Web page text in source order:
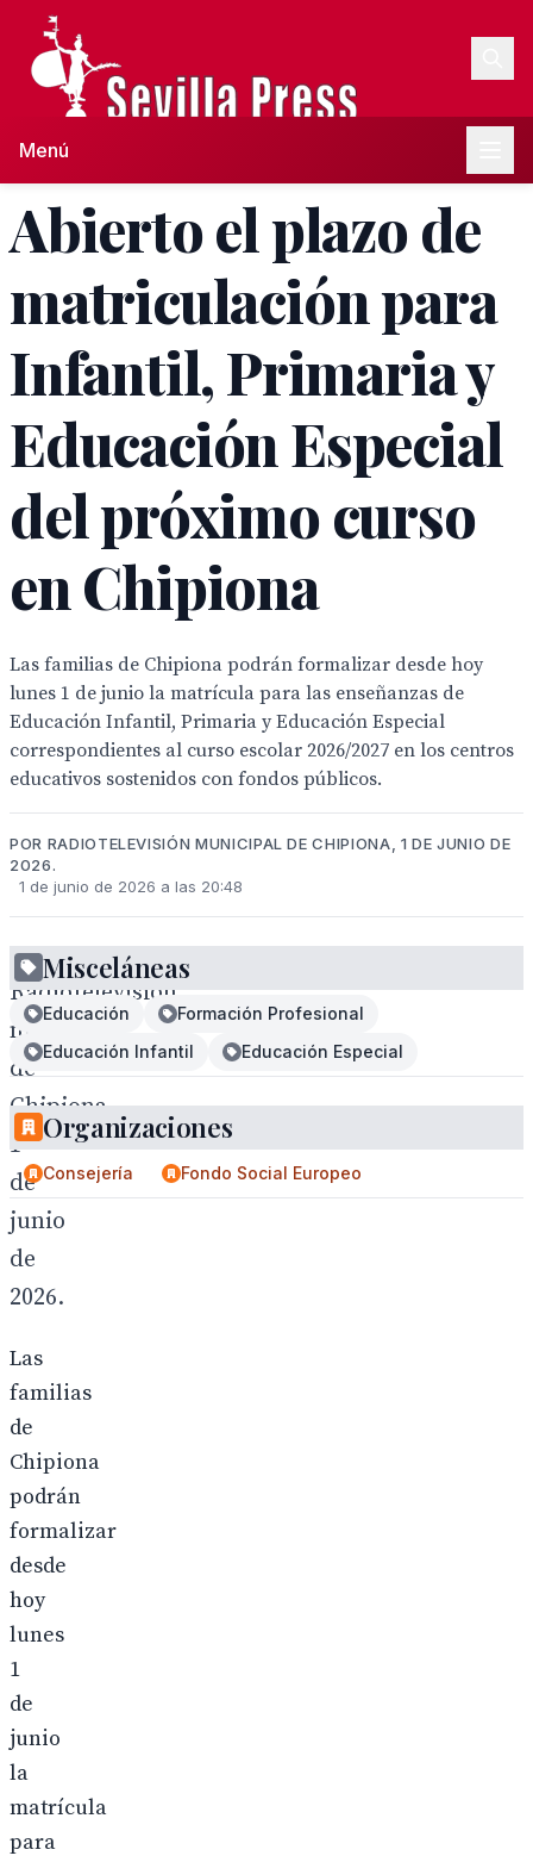
Menú
Abierto el plazo de
matriculación para
Infantil, Primaria y
Educación Especial
del próximo curso
en Chipiona
Las familias de Chipiona podrán formalizar desde hoy
lunes 1 de junio la matrícula para las enseñanzas de
Educación Infantil, Primaria y Educación Especial
correspondientes al curso escolar 2026/2027 en los centros
educativos sostenidos con fondos públicos.
POR RADIOTELEVISIÓN MUNICIPAL DE CHIPIONA, 1 DE JUNIO DE
2026.
1 de junio de 2026 a las 20:48
Radiotelevisión
municipal
de
Chipiona,
1
de
junio
de
2026.
Las
familias
de
Chipiona
podrán
formalizar
desde
hoy
lunes
1
de
junio
la
matrícula
para
Misceláneas
Educación
Formación Profesional
Educación Infantil
Educación Especial
Organizaciones
Consejería Fondo Social Europeo